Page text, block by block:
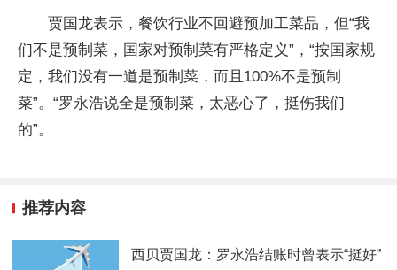
贾国龙表示，餐饮行业不回避预加工菜品，但“我
们不是预制菜，国家对预制菜有严格定义”，“按国家规
定，我们没有一道是预制菜，而且100%不是预制
菜”。“罗永浩说全是预制菜，太恶心了，挺伤我们
的”。
推荐内容
西贝贾国龙：罗永浩结账时曾表示“挺好”